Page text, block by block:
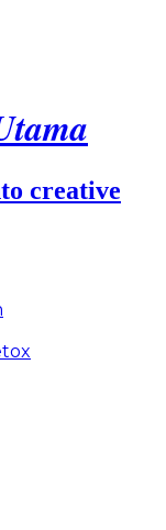
creative